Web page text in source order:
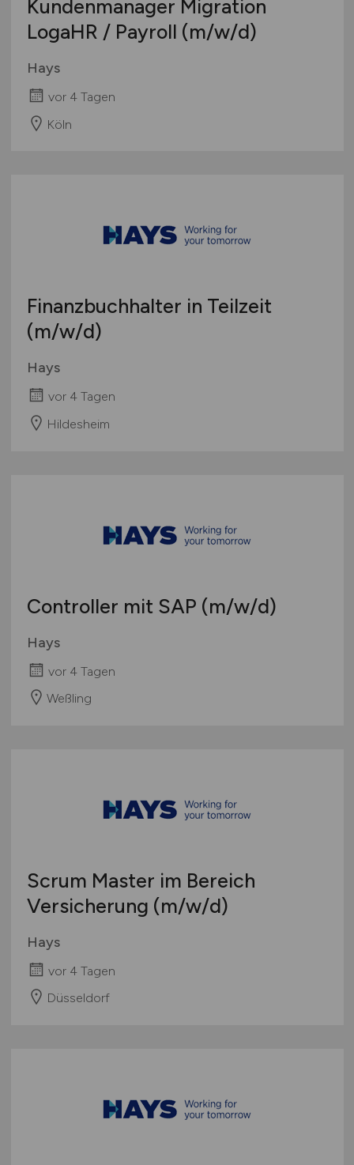
Kundenmanager Migration
LogaHR / Payroll (m/w/d)
Hays
vor 4 Tagen
Köln
Finanzbuchhalter in Teilzeit
(m/w/d)
Hays
vor 4 Tagen
Hildesheim
Controller mit SAP (m/w/d)
Hays
vor 4 Tagen
Weßling
Scrum Master im Bereich
Versicherung (m/w/d)
Hays
vor 4 Tagen
Düsseldorf